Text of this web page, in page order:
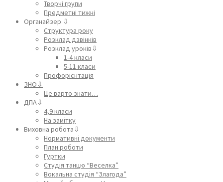
Творчі групи
Предметні тижні
Органайзер ⇩
Структура року
Розклад дзвінків
Розклад уроків⇩
1-4 класи
5-11 класи
Профорієнтація
ЗНО⇩
Це варто знати…
ДПА⇩
4,9 класи
На замітку
Виховна робота⇩
Нормативні документи
План роботи
Гуртки
Студія танцю “Веселка”
Вокальна студія “Злагода”